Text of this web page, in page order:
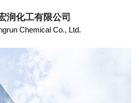
润化工有限公司
Chemical Co., Ltd.